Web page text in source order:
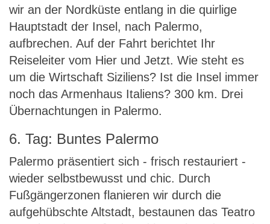
wir an der Nordküste entlang in die quirlige
Hauptstadt der Insel, nach Palermo,
aufbrechen. Auf der Fahrt berichtet Ihr
Reiseleiter vom Hier und Jetzt. Wie steht es
um die Wirtschaft Siziliens? Ist die Insel immer
noch das Armenhaus Italiens? 300 km. Drei
Übernachtungen in Palermo.
6. Tag: Buntes Palermo
Palermo präsentiert sich - frisch restauriert -
wieder selbstbewusst und chic. Durch
Fußgängerzonen flanieren wir durch die
aufgehübschte Altstadt, bestaunen das Teatro